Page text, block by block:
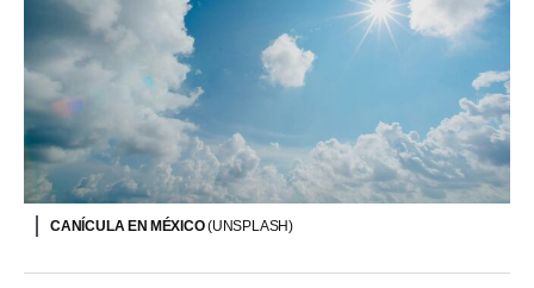
CANÍCULA EN MÉXICO(UNSPLASH)